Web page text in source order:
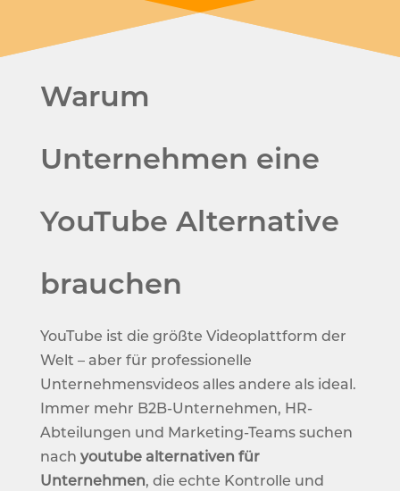
Warum
Unternehmen eine
YouTube Alternative
brauchen
YouTube ist die größte Videoplattform der
Welt – aber für professionelle
Unternehmensvideos alles andere als ideal.
Immer mehr B2B-Unternehmen, HR-
Abteilungen und Marketing-Teams suchen
nach youtube alternativen für
Unternehmen, die echte Kontrolle und